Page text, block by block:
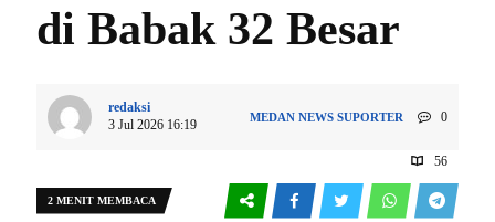
di Babak 32 Besar
redaksi
3 Jul 2026 16:19
MEDAN NEWS SUPORTER 0
56
2 MENIT MEMBACA